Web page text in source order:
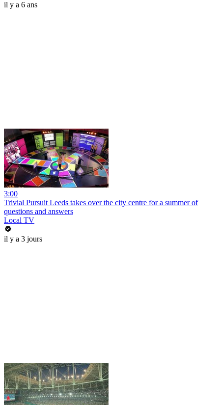
il y a 6 ans
3:00
Trivial Pursuit Leeds takes over the city centre for a summer of
questions and answers
Local TV
il y a 3 jours